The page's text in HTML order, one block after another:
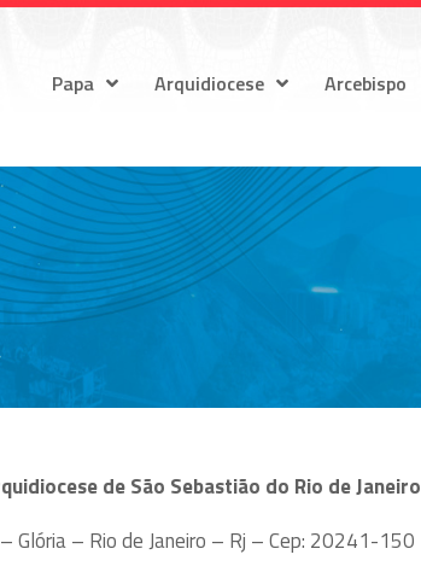
Papa Arquidiocese Arcebispo
de São Sebastião do Rio de Janeiro
Glória – Rio de Janeiro – Rj – Cep: 20241-150